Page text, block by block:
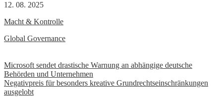
12. 08. 2025
Macht & Kontrolle
Global Governance
Beitrags-
Navigation
Microsoft sendet drastische Warnung an abhängige deutsche
Behörden und Unternehmen
Negativpreis für besonders kreative Grundrechtseinschränkungen
ausgelobt